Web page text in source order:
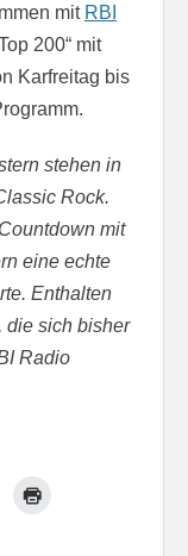
mit RBI
200“ mit
Karfreitag bis
stehen in
Rock.
mit
eine echte
Enthalten
die sich bisher
Radio